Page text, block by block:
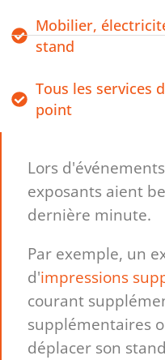
Lors
exposants aient
dernière minute.
Par exemple, un
d'impressions
courant
supplémentaires
déplacer son
Mobilier,
stand
Tous les services
point